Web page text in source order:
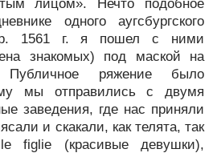
лицом». Нечто подобное
одного аугсбургского
1561 г. я пошел с ними
знакомых) под маской на
Публичное ряжение было
мы отправились с двумя
заведения, где нас приняли
и скакали, как телята, так
figlie (красивые девушки),